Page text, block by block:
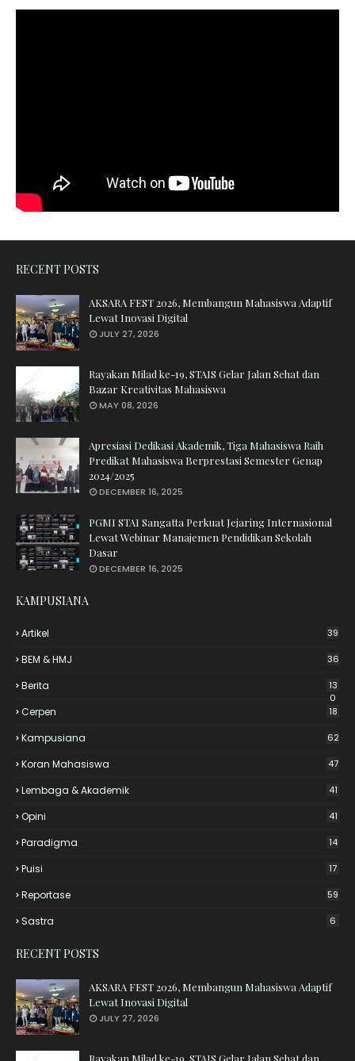
RECENT POSTS
AKSARA FEST 2026, Membangun Mahasiswa Adaptif
Lewat Inovasi Digital
JULY 27, 2026
Rayakan Milad ke-19, STAIS Gelar Jalan Sehat dan
Bazar Kreativitas Mahasiswa
MAY 08, 2026
Apresiasi Dedikasi Akademik, Tiga Mahasiswa Raih
Predikat Mahasiswa Berprestasi Semester Genap
2024/2025
DECEMBER 16, 2025
PGMI STAI Sangatta Perkuat Jejaring Internasional
Lewat Webinar Manajemen Pendidikan Sekolah
Dasar
DECEMBER 16, 2025
KAMPUSIANA
Artikel 39
BEM & HMJ 36
Berita
13
0
Cerpen 18
Kampusiana 62
Koran Mahasiswa 47
Lembaga & Akademik 41
Opini 41
Paradigma 14
Puisi 17
Reportase 59
Sastra 6
RECENT POSTS
AKSARA FEST 2026, Membangun Mahasiswa Adaptif
Lewat Inovasi Digital
JULY 27, 2026
Rayakan Milad ke-19, STAIS Gelar Jalan Sehat dan